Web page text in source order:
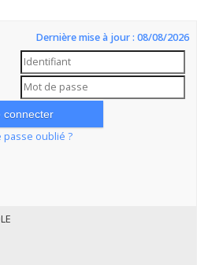
Dernière mise à jour : 08/08/2026
passe oublié ?